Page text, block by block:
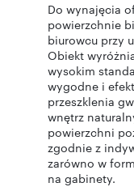
Do wynajęcia
powierzchnie
biurowcu przy
Obiekt
wysokim
wygodne i
przeszklenia
wnętrz
powierzchni
zgodnie z
zarówno w
na gabinety.